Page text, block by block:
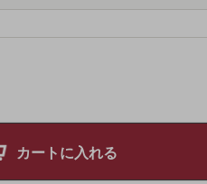
必
カートに入れる